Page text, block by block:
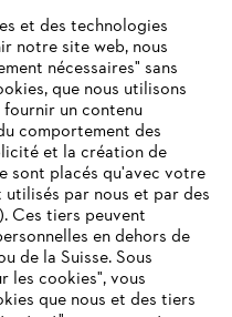
INTERNET
et des technologies
notre site web, nous
nécessaires" sans
que nous utilisons
un contenu
comportement des
et la création de
sont placés qu'avec votre
par nous et par des
Ces tiers peuvent
en dehors de
de la Suisse. Sous
les cookies", vous
que nous et des tiers